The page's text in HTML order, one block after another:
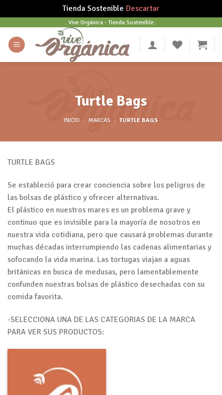
Tienda Sostenible Descartar
content
. Vive Orgánica - Tienda Sostenible .
Turtle Bags
INICIO / MARCAS / TURTLE BAGS
TURTLE BAGS
Se estableció para crear conciencia sobre los peligros de
las bolsas de plástico y ofrecer alternativas.
El plástico en nuestros mares es un problema grave y
continuo que es invisible para la mayoría de nosotros en
nuestra vida cotidiana, pero que causará problemas durante
muchas décadas interrumpiendo las cadenas alimentarias y
sofocando la vida marina. Las tortugas viajan a aguas
británicas en busca de medusas, pero lamentablemente
confunden nuestras bolsas de plástico desechadas con su
comida favorita.
-SELECCIONA UNA DE LAS CATEGORIAS DE LA MARCA
PARA VER SUS PRODUCTOS: